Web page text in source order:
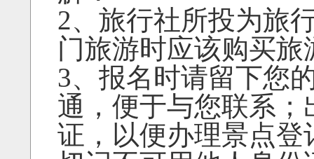
2、旅行社所投为旅
门旅游时应该购买旅
3、报名时请留下您
通，便于与您联系
证，以便办理景点